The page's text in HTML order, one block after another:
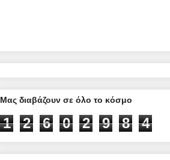
Μας διαβάζουν σε όλο το κόσμο
1 2 6 0 2 9 8 4